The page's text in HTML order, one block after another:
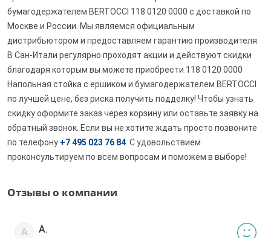
бумагодержателем BERTOCCI 118 0120 0000 с доставкой по
Москве и России. Мы являемся официальным
дистрибьютором и предоставляем гарантию производителя.
В Сан-Итали регулярно проходят акции и действуют скидки
благодаря которым вы можете приобрести 118 0120 0000
Напольная стойка с ершиком и бумагодержателем BERTOCCI
по лучшей цене, без риска получить подделку! Чтобы узнать
скидку оформите заказ через корзину или оставьте заявку на
обратный звонок. Если вы не хотите ждать просто позвоните
по телефону +7 495 023 76 84 . С удовольствием
проконсультируем по всем вопросам и поможем в выборе!
Отзывы о компании
А А.